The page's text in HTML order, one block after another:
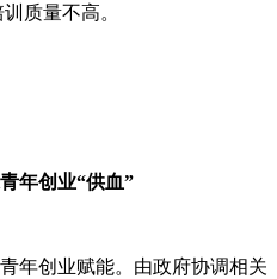
质量不高。
年创业“供血”
创业赋能。由政府协调相关